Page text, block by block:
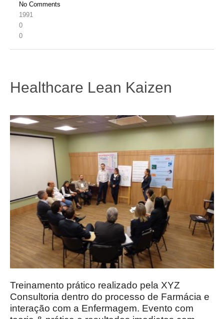
No Comments
1991
0
0
Healthcare Lean Kaizen
Treinamento prático realizado pela XYZ
Consultoria dentro do processo de Farmácia e
interação com a Enfermagem. Evento com